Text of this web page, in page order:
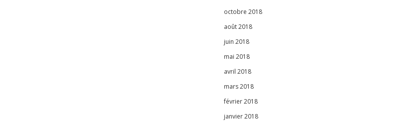
octobre 2018
août 2018
juin 2018
mai 2018
avril 2018
mars 2018
février 2018
janvier 2018